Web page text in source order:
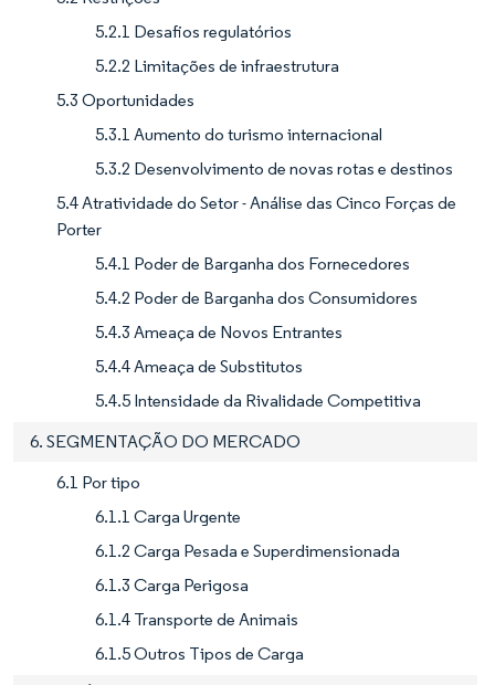
5.2.1 Desafios regulatórios
5.2.2 Limitações de infraestrutura
5.3 Oportunidades
5.3.1 Aumento do turismo internacional
5.3.2 Desenvolvimento de novas rotas e destinos
5.4 Atratividade do Setor - Análise das Cinco Forças de
Porter
5.4.1 Poder de Barganha dos Fornecedores
5.4.2 Poder de Barganha dos Consumidores
5.4.3 Ameaça de Novos Entrantes
5.4.4 Ameaça de Substitutos
5.4.5 Intensidade da Rivalidade Competitiva
6. SEGMENTAÇÃO DO MERCADO
6.1 Por tipo
6.1.1 Carga Urgente
6.1.2 Carga Pesada e Superdimensionada
6.1.3 Carga Perigosa
6.1.4 Transporte de Animais
6.1.5 Outros Tipos de Carga